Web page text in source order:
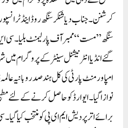
کرشنن۔ جناب دیا شنکر سنگھ روڈ اینڈ
سنگھ ”مست“ ممبر آف پارلیمنٹ بلیا۔ سی
گئے انڈیا انٹر نیشنل سینٹر کے پروگرام
امپاورمنٹ پارٹی کی کل ہند صدر و بانیہ
نوازاگیا۔ ایوارڈ کو حاصل کرنے کے لئے
برائے اتر پردیش ایم ای پی کو منتخب کیا گیا۔